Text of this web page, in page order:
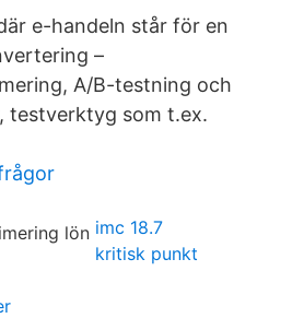
e-handeln står för en
–
A/B-testning och
testverktyg som t.ex.
imc 18.7
kritisk punkt